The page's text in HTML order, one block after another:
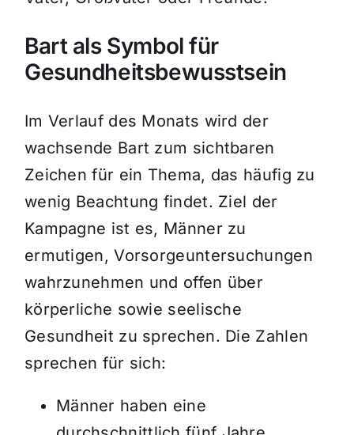
Bart als Symbol für
Gesundheitsbewusstsein
Im Verlauf des Monats wird der
wachsende Bart zum sichtbaren
Zeichen für ein Thema, das häufig zu
wenig Beachtung findet. Ziel der
Kampagne ist es, Männer zu
ermutigen, Vorsorgeuntersuchungen
wahrzunehmen und offen über
körperliche sowie seelische
Gesundheit zu sprechen. Die Zahlen
sprechen für sich:
Männer haben eine